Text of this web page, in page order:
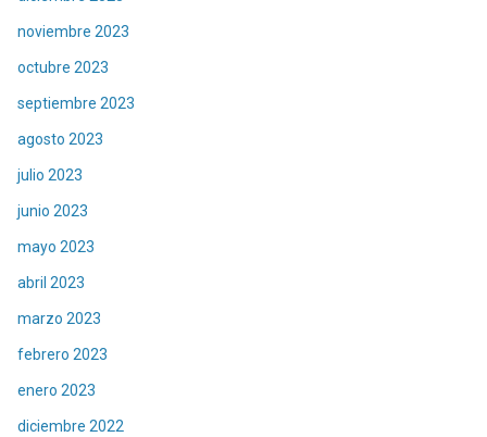
noviembre 2023
octubre 2023
septiembre 2023
agosto 2023
julio 2023
junio 2023
mayo 2023
abril 2023
marzo 2023
febrero 2023
enero 2023
diciembre 2022